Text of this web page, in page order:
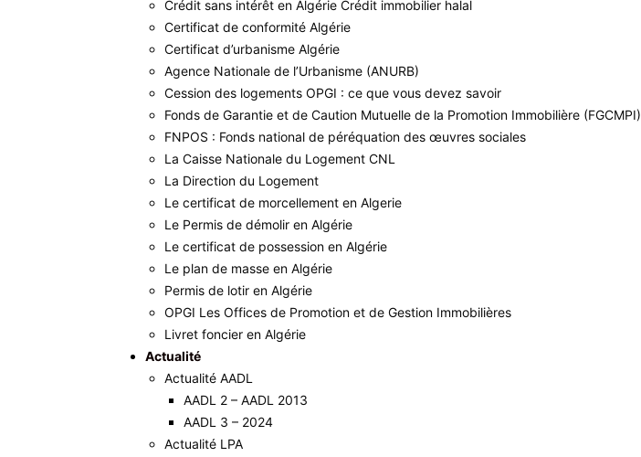
Crédit sans intérêt en Algérie Crédit immobilier halal
Certificat de conformité Algérie
Certificat d’urbanisme Algérie
Agence Nationale de l’Urbanisme (ANURB)
Cession des logements OPGI : ce que vous devez savoir
Fonds de Garantie et de Caution Mutuelle de la Promotion Immobilière (FGCMPI)
FNPOS : Fonds national de péréquation des œuvres sociales
La Caisse Nationale du Logement CNL
La Direction du Logement
Le certificat de morcellement en Algerie
Le Permis de démolir en Algérie
Le certificat de possession en Algérie
Le plan de masse en Algérie
Permis de lotir en Algérie
OPGI Les Offices de Promotion et de Gestion Immobilières
Livret foncier en Algérie
Actualité
Actualité AADL
AADL 2 – AADL 2013
AADL 3 – 2024
Actualité LPA